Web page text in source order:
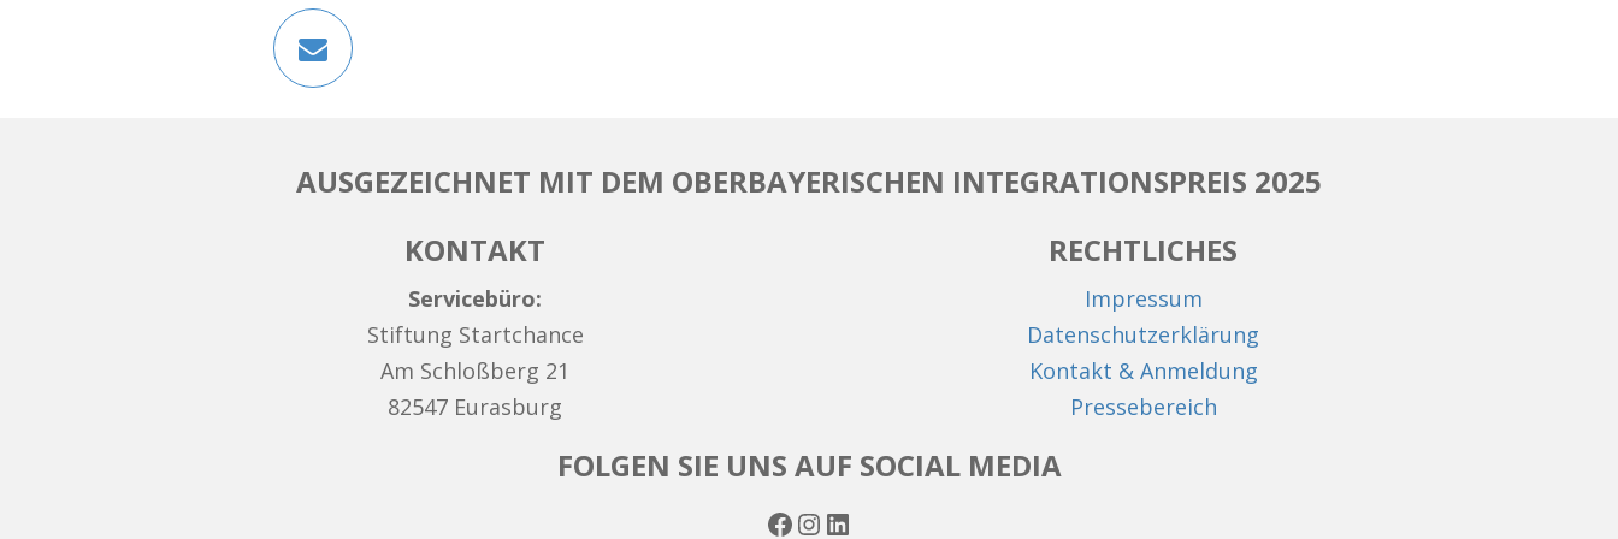
AUSGEZEICHNET MIT DEM OBERBAYERISCHEN INTEGRATIONSPREIS 2025
KONTAKT
Servicebüro:
Stiftung Startchance
Am Schloßberg 21
82547 Eurasburg
RECHTLICHES
Impressum
Datenschutzerklärung
Kontakt & Anmeldung
Pressebereich
FOLGEN SIE UNS AUF SOCIAL MEDIA
Facebook
Instagram
LinkedIn